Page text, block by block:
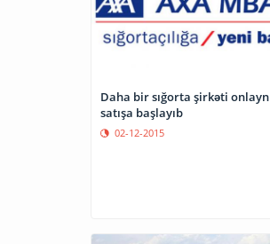
Daha bir sığorta şirkəti onlayn
satışa başlayıb
02-12-2015